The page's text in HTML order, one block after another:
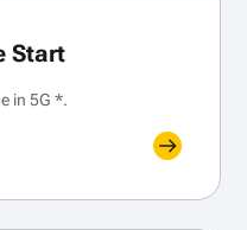
Start
in 5G *.